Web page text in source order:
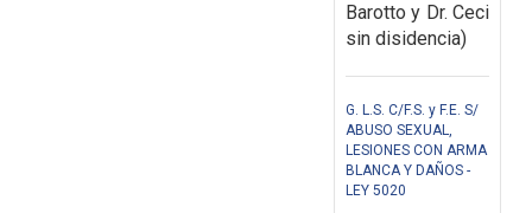
Barotto y Dr. Ceci
sin disidencia)
G. L.S. C/F.S. y F.E. S/
ABUSO SEXUAL,
LESIONES CON ARMA
BLANCA Y DAÑOS -
LEY 5020